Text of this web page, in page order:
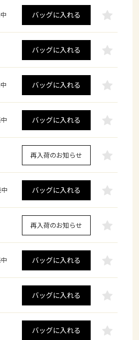
バッグに入れる
バッグに入れる
バッグに入れる
バッグに入れる
再入荷のお知らせ
中 バッグに入れる
再入荷のお知らせ
バッグに入れる
バッグに入れる
バッグに入れる